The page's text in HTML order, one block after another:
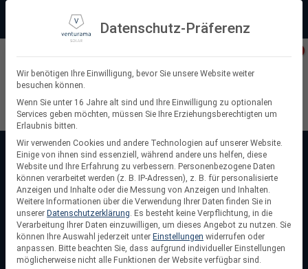
springen
+49 (0) 64 64 37 19 5 - 0
Suchen
nach:
Startseite/8 kWp PV-Anlage mit Speicher
8 kWp PV-Anlage mit Speicher
8 kWp PV-Anlage mit Speicher –effiziente Wahl für
Familien mit mittlerem Energiebedarf. Deckt den
Tagesverbrauch ab und sorgt dank Speicher für flexible
Nutzung am Abend.
Datenschutz-Präferenz
Wir benötigen Ihre Einwilligung, bevor Sie unsere Website weiter
besuchen können.
Wenn Sie unter 16 Jahre alt sind und Ihre Einwilligung zu optionalen
Services geben möchten, müssen Sie Ihre Erziehungsberechtigten um
Erlaubnis bitten.
Wir verwenden Cookies und andere Technologien auf unserer Website.
Einige von ihnen sind essenziell, während andere uns helfen, diese
Website und Ihre Erfahrung zu verbessern. Personenbezogene Daten
können verarbeitet werden (z. B. IP-Adressen), z. B. für personalisierte
Anzeigen und Inhalte oder die Messung von Anzeigen und Inhalten.
Weitere Informationen über die Verwendung Ihrer Daten finden Sie in
unserer Datenschutzerklärung. Es besteht keine Verpflichtung, in die
Verarbeitung Ihrer Daten einzuwilligen, um dieses Angebot zu nutzen. Sie
können Ihre Auswahl jederzeit unter Einstellungen widerrufen oder
anpassen. Bitte beachten Sie, dass aufgrund individueller Einstellungen
möglicherweise nicht alle Funktionen der Website verfügbar sind.